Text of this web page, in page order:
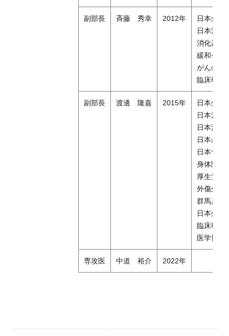
副部長 斉藤 秀幸 2012年
日本外科
日本消化
消化器が
緩和ケ
がんのリ
臨床研修
副部長 渡邊 隆嘉 2015年
日本外科
日本消化
日本消化
日本がん
日本食道
身体障害
厚生労働
外傷外科
群馬局地
日本外科
臨床研修
医学博士
専攻医 中道 裕介 2022年